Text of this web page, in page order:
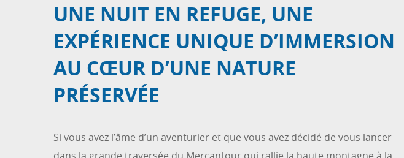
UNE NUIT EN REFUGE, UNE
EXPÉRIENCE UNIQUE D’IMMERSION
AU CŒUR D’UNE NATURE
PRÉSERVÉE
Si vous avez l’âme d’un aventurier et que vous avez décidé de vous lancer